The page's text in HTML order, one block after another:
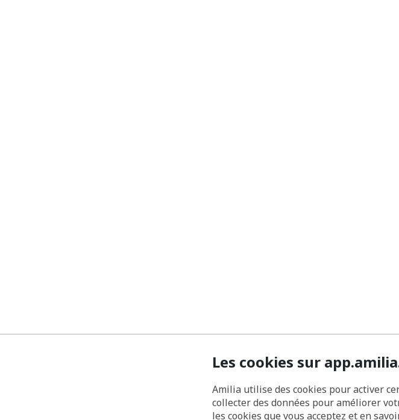
Les cookies sur
Amilia utilise des cookies pour activer
collecter des données pour améliorer
les cookies que vous acceptez et en